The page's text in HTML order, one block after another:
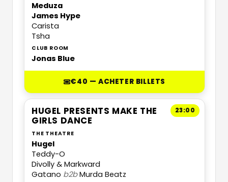
Meduza
James Hype
Carista
Tsha
CLUB ROOM
Jonas Blue
€40 — ACHETER BILLETS
23:00
HUGEL PRESENTS MAKE THE
GIRLS DANCE
THE THEATRE
Hugel
Teddy-O
Divolly & Markward
Gatano b2bMurda Beatz